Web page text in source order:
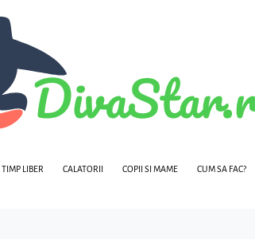
TIMP LIBER CALATORII COPII SI MAME CUM SA FAC?